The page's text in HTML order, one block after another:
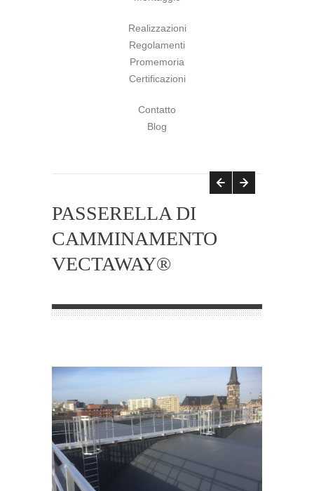
Realizzazioni
Regolamenti
Promemoria
Certificazioni
Contatto
Blog
PASSERELLA DI
CAMMINAMENTO
VECTAWAY®